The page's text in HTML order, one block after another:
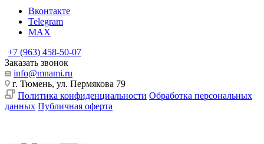
Вконтакте
Telegram
MAX
+7 (963) 458-50-07
Заказать звонок
info@mnami.ru
г. Тюмень, ул. Пермякова 79
Политика конфиденциальности Обработка персональных
данных Публичная оферта